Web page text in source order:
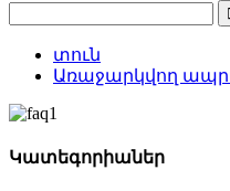
տուն
Առաջարկվող
Կատեգորիաներ